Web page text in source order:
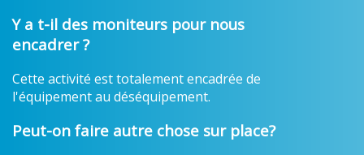
Y a t-il des moniteurs pour nous
encadrer ?
Cette activité est totalement encadrée de
l'équipement au déséquipement.
Peut-on faire autre chose sur place?